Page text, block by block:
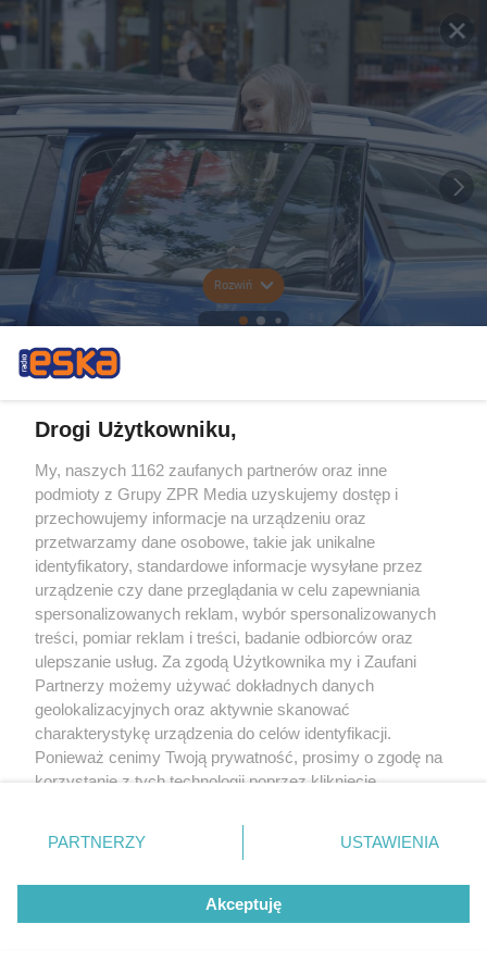
Rozwiń
Drogi Użytkowniku,
My, naszych 1162 zaufanych partnerów oraz inne
podmioty z Grupy ZPR Media uzyskujemy dostęp i
przechowujemy informacje na urządzeniu oraz
przetwarzamy dane osobowe, takie jak unikalne
identyfikatory, standardowe informacje wysyłane przez
urządzenie czy dane przeglądania w celu zapewniania
spersonalizowanych reklam, wybór spersonalizowanych
treści, pomiar reklam i treści, badanie odbiorców oraz
ulepszanie usług. Za zgodą Użytkownika my i Zaufani
Partnerzy możemy używać dokładnych danych
geolokalizacyjnych oraz aktywnie skanować
charakterystykę urządzenia do celów identyfikacji.
Ponieważ cenimy Twoją prywatność, prosimy o zgodę na
korzystanie z tych technologii poprzez kliknięcie
zmienić/wycofać klikając przycisk ustawień prywatności
znajdujący się w lewym dolnym rogu strony
rodzaje przetwarzania danych nie wymagają zgody
użytkownika, ale masz prawo sprzeciwić się takiemu
przetwarzaniu. Preferencje będą miały zastosowanie tylko
PARTNERZY USTAWIENIA
Akceptuję